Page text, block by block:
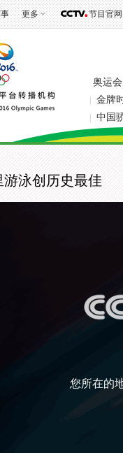
更多 节目官网
奥运会
金牌
中国
泳创历史最佳
您所在的